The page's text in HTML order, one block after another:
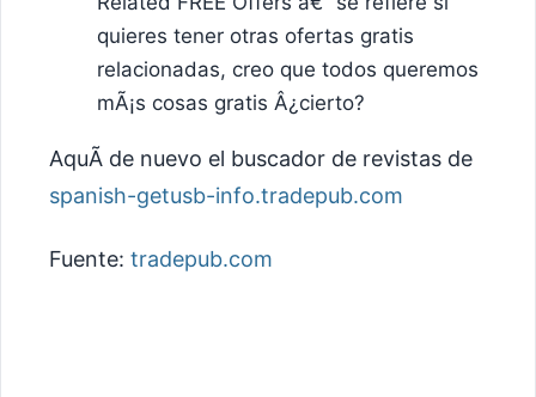
quieres tener otras ofertas gratis
relacionadas, creo que todos queremos
mÃ¡s cosas gratis Â¿cierto?
AquÃ­ de nuevo el buscador de revistas de
spanish-getusb-info.tradepub.com
Fuente: tradepub.com